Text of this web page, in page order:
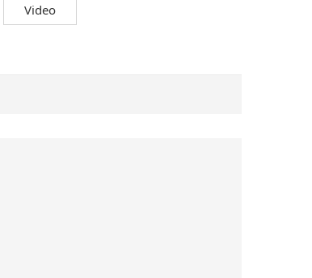
Video